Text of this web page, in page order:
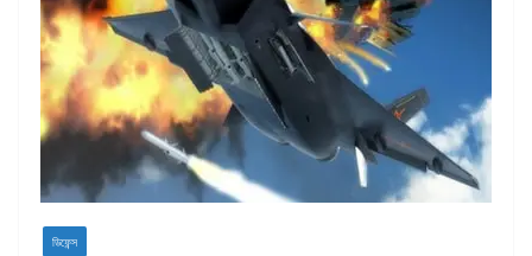
ডিফেন্স